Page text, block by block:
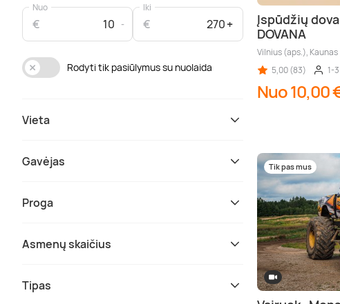
Nuo
€
Iki
€
Rodyti tik pasiūlymus su nuolaida
Vieta
Gavėjas
Proga
Asmenų skaičius
Tipas
Įspūdžių
DOVANA
Vilnius (aps.),
5,00 (83)
1-
Nuo 10,00
Tik pas mus